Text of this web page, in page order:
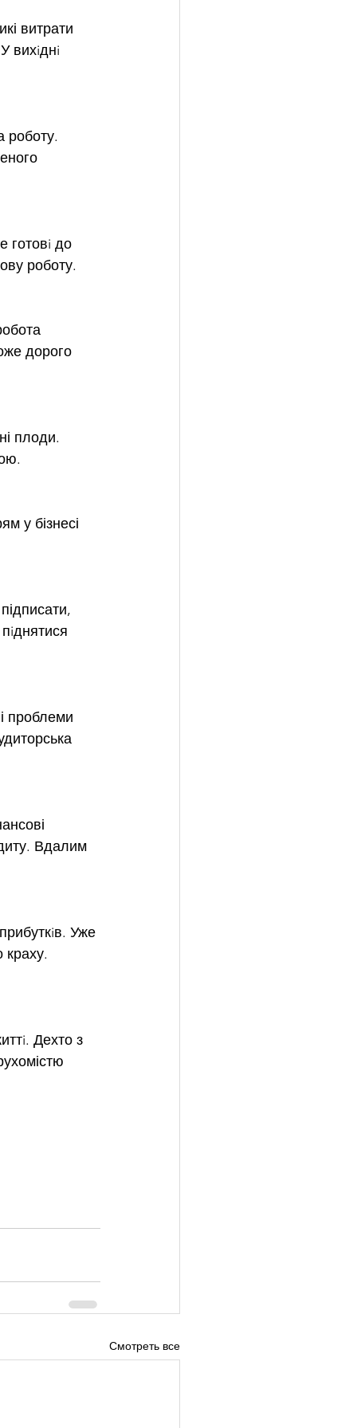
витрати
вихiднi
роботу.
готовi до
роботу.
дорого
плоди.
у бізнесі
проблеми
Вдалим
Уже
краху.
Дехто з
Смотреть все